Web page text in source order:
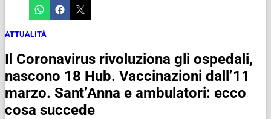
ATTUALITÀ
Il Coronavirus rivoluziona gli ospedali,
nascono 18 Hub. Vaccinazioni dall’11
marzo. Sant’Anna e ambulatori: ecco
cosa succede